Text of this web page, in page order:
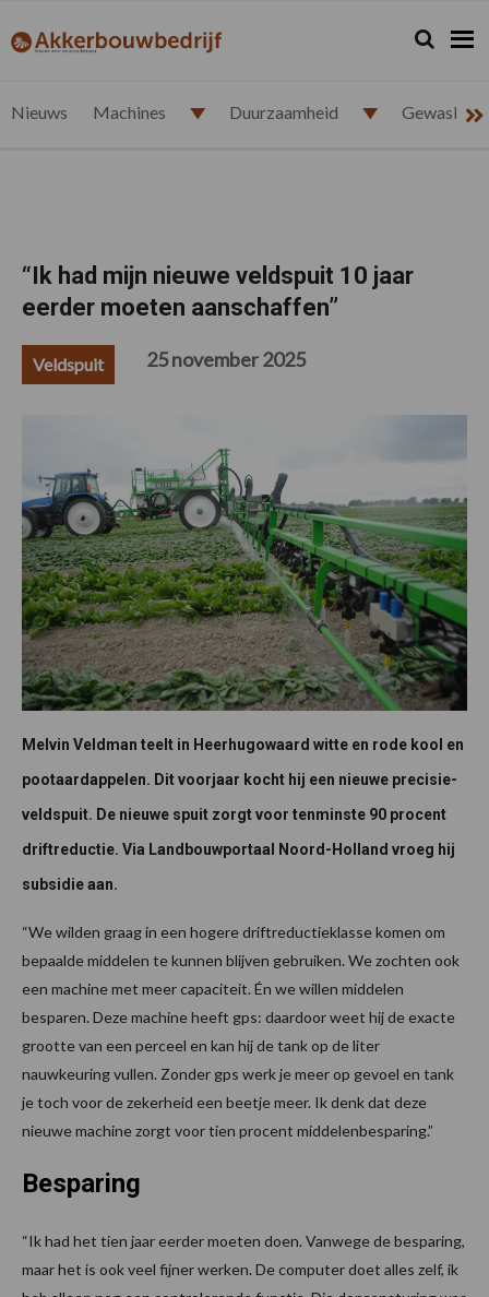
de
de
de
de
akkerbouwbedrijf.nl Zoeken...
Zoek
Nieuws Machines Duurzaamheid
“Ik had mijn nieuwe veldspuit 10 jaar
eerder moeten aanschaffen”
Veldspuit 25 november 2025
Melvin Veldman teelt in Heerhugowaard witte en rode kool en
pootaardappelen. Dit voorjaar kocht hij een nieuwe precisie-
veldspuit. De nieuwe spuit zorgt voor tenminste 90 procent
driftreductie. Via Landbouwportaal Noord-Holland vroeg hij
subsidie aan.
“We wilden graag in een hogere driftreductieklasse komen om
bepaalde middelen te kunnen blijven gebruiken. We zochten ook
een machine met meer capaciteit. Én we willen middelen
besparen. Deze machine heeft gps: daardoor weet hij de exacte
grootte van een perceel en kan hij de tank op de liter
nauwkeuring vullen. Zonder gps werk je meer op gevoel en tank
je toch voor de zekerheid een beetje meer. Ik denk dat deze
nieuwe machine zorgt voor tien procent middelenbesparing.”
Besparing
“Ik had het tien jaar eerder moeten doen. Vanwege de besparing,
maar het is ook veel fijner werken. De computer doet alles zelf, ik